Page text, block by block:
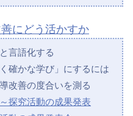
にどう活かすか
言語化する
確かな学び」にするには
改善の度合いを測る
探究活動の成果発表